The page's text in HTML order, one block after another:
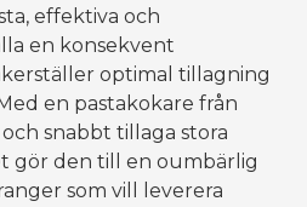
effektiva och
en konsekvent
optimal tillagning
en pastakokare från
snabbt tillaga stora
gör den till en oumbärlig
som vill leverera